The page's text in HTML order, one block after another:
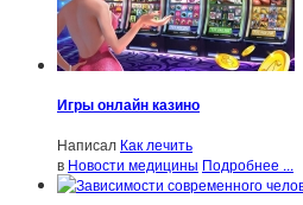
Игры онлайн казино
Написал Как лечить
в Новости медицины Подробнее ...